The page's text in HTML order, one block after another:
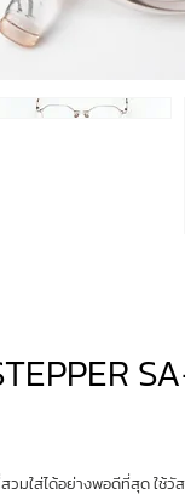
วมใส่ได้อย่างพอดีที่สุด ใช้